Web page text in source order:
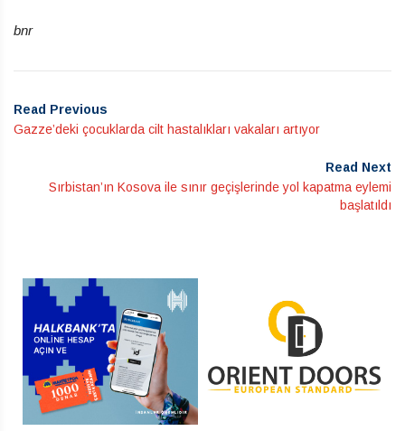
bnr
Read Previous
Gazze’deki çocuklarda cilt hastalıkları vakaları artıyor
Read Next
Sırbistan’ın Kosova ile sınır geçişlerinde yol kapatma eylemi
başlatıldı